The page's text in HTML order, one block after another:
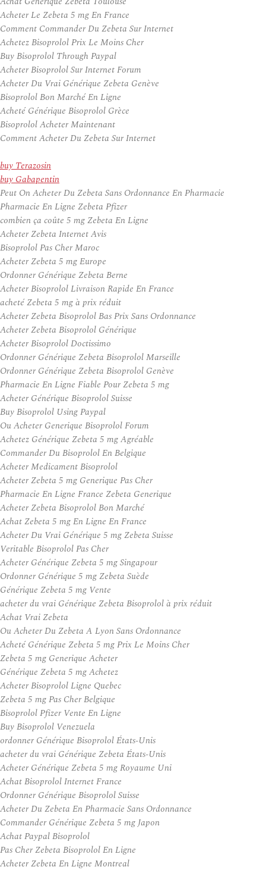
Acheter Le Zebeta 5 mg En France
Comment Commander Du Zebeta Sur Internet
Achetez Bisoprolol Prix Le Moins Cher
Buy Bisoprolol Through Paypal
Acheter Bisoprolol Sur Internet Forum
Acheter Du Vrai Générique Zebeta Genève
Bisoprolol Bon Marché En Ligne
Acheté Générique Bisoprolol Grèce
Bisoprolol Acheter Maintenant
Comment Acheter Du Zebeta Sur Internet
buy Terazosin
buy Gabapentin
Peut On Acheter Du Zebeta Sans Ordonnance En Pharmacie
Pharmacie En Ligne Zebeta Pfizer
combien ça coûte 5 mg Zebeta En Ligne
Acheter Zebeta Internet Avis
Bisoprolol Pas Cher Maroc
Acheter Zebeta 5 mg Europe
Ordonner Générique Zebeta Berne
Acheter Bisoprolol Livraison Rapide En France
acheté Zebeta 5 mg à prix réduit
Acheter Zebeta Bisoprolol Bas Prix Sans Ordonnance
Acheter Zebeta Bisoprolol Générique
Acheter Bisoprolol Doctissimo
Ordonner Générique Zebeta Bisoprolol Marseille
Ordonner Générique Zebeta Bisoprolol Genève
Pharmacie En Ligne Fiable Pour Zebeta 5 mg
Acheter Générique Bisoprolol Suisse
Buy Bisoprolol Using Paypal
Ou Acheter Generique Bisoprolol Forum
Achetez Générique Zebeta 5 mg Agréable
Commander Du Bisoprolol En Belgique
Acheter Medicament Bisoprolol
Acheter Zebeta 5 mg Generique Pas Cher
Pharmacie En Ligne France Zebeta Generique
Acheter Zebeta Bisoprolol Bon Marché
Achat Zebeta 5 mg En Ligne En France
Acheter Du Vrai Générique 5 mg Zebeta Suisse
Veritable Bisoprolol Pas Cher
Acheter Générique Zebeta 5 mg Singapour
Ordonner Générique 5 mg Zebeta Suède
Générique Zebeta 5 mg Vente
acheter du vrai Générique Zebeta Bisoprolol à prix réduit
Achat Vrai Zebeta
Ou Acheter Du Zebeta A Lyon Sans Ordonnance
Acheté Générique Zebeta 5 mg Prix Le Moins Cher
Zebeta 5 mg Generique Acheter
Générique Zebeta 5 mg Achetez
Acheter Bisoprolol Ligne Quebec
Zebeta 5 mg Pas Cher Belgique
Bisoprolol Pfizer Vente En Ligne
Buy Bisoprolol Venezuela
ordonner Générique Bisoprolol États-Unis
acheter du vrai Générique Zebeta États-Unis
Acheter Générique Zebeta 5 mg Royaume Uni
Achat Bisoprolol Internet France
Ordonner Générique Bisoprolol Suisse
Acheter Du Zebeta En Pharmacie Sans Ordonnance
Commander Générique Zebeta 5 mg Japon
Achat Paypal Bisoprolol
Pas Cher Zebeta Bisoprolol En Ligne
Acheter Zebeta En Ligne Montreal